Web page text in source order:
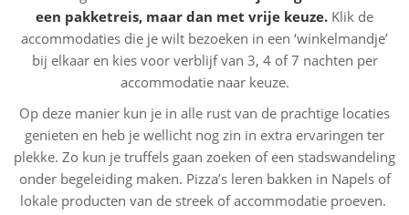
een pakketreis, maar dan met vrije keuze. Klik de
accommodaties die je wilt bezoeken in een ‘winkelmandje’
bij elkaar en kies voor verblijf van 3, 4 of 7 nachten per
accommodatie naar keuze.
Op deze manier kun je in alle rust van de prachtige locaties
genieten en heb je wellicht nog zin in extra ervaringen ter
plekke. Zo kun je truffels gaan zoeken of een stadswandeling
onder begeleiding maken. Pizza’s leren bakken in Napels of
lokale producten van de streek of accommodatie proeven.